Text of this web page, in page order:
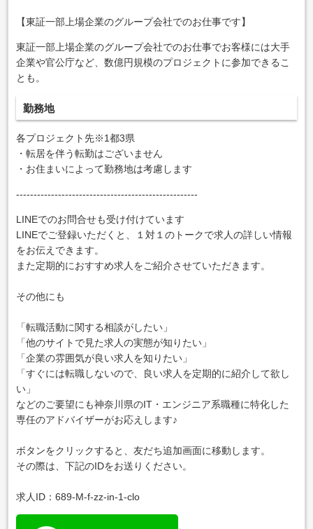
【東証一部上場企業のグループ会社でのお仕事です】
東証一部上場企業のグループ会社でのお仕事でお客様には大手
企業や官公庁など、数億円規模のプロジェクトに参加できるこ
とも。
勤務地
各プロジェクト先※1都3県
・転居を伴う転勤はございません
・お住まいによって勤務地は考慮します
----------------------------------------------------
LINEでのお問合せも受け付けています
LINEでご登録いただくと、１対１のトークで求人の詳しい情報
をお伝えできます。
また定期的におすすめ求人をご紹介させていただきます。
その他にも
「転職活動に関する相談がしたい」
「他のサイトで見た求人の実態が知りたい」
「企業の雰囲気が良い求人を知りたい」
「すぐには転職しないので、良い求人を定期的に紹介して欲し
い」
などのご要望にも神奈川県のIT・エンジニア系職種に特化した
専任のアドバイザーがお応えします♪
ボタンをクリックすると、友だち追加画面に移動します。
その際は、下記のIDをお送りください。
求人ID：689-M-f-zz-in-1-clo